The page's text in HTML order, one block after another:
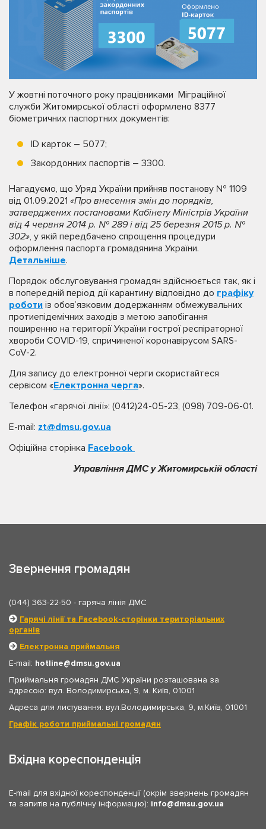
У жовтні поточного року працівниками Міграційної
служби Житомирської області оформлено 8377
біометричних паспортних документів:
ID карток – 5077;
Закордонних паспортів – 3300.
Нагадуємо, що Уряд України прийняв постанову № 1109
від 01.09.2021 «Про внесення змін до порядків,
затверджених постановами Кабінету Міністрів України
від 4 червня 2014 р. № 289 і від 25 березня 2015 р. №
302», у якій передбачено спрощення процедури
оформлення паспорта громадянина України.
Детальніше.
Порядок обслуговування громадян здійснюється так, як і
в попередній період дії карантину відповідно до графіку
роботи із обов’язковим додержанням обмежувальних
протиепідемічних заходів з метою запобігання
поширенню на території України гострої респіраторної
хвороби COVID-19, спричиненої коронавірусом SARS-
CoV-2.
Для запису до електронної черги скористайтеся
сервісом «Електронна черга».
Телефон «гарячої лінії»: (0412)24-05-23, (098) 709-06-01.
E-mail: zt@dmsu.gov.ua
Офіційна сторінка Facebook
Управління ДМС у Житомирській області
Звернення громадян
(044) 363-22-50 - гаряча лінія ДМС
Гарячі лінії та Facebook-сторінки територіальних
органів
Електронна приймальня
E-mail: hotline
dmsu.gov.ua
Приймальня громадян ДМС України розташована за
адресою: вул. Володимирська, 9, м. Київ, 01001
Адреса для листування: вул.Володимирська, 9, м.Київ, 01001
Графік роботи приймальні громадян
Вхідна кореспонденція
E-mail для вхідної кореспонденції (окрім звернень громадян
та запитів на публічну інформацію): info dmsu.gov.ua